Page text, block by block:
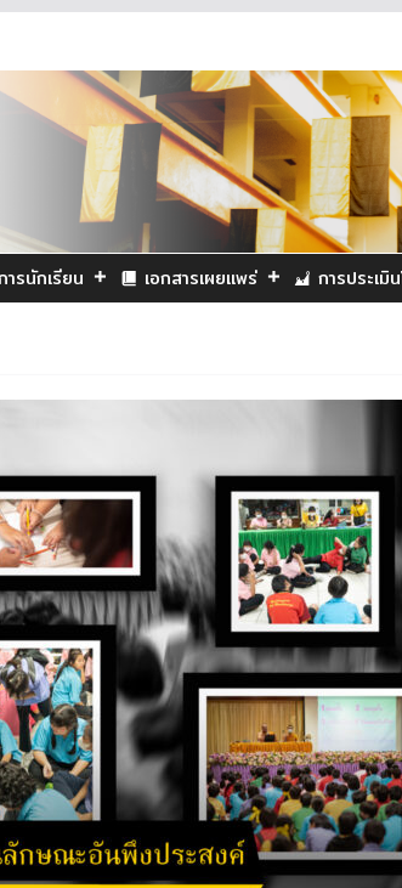
รนักเรียน เอกสารเผยแพร่ การประเมิ